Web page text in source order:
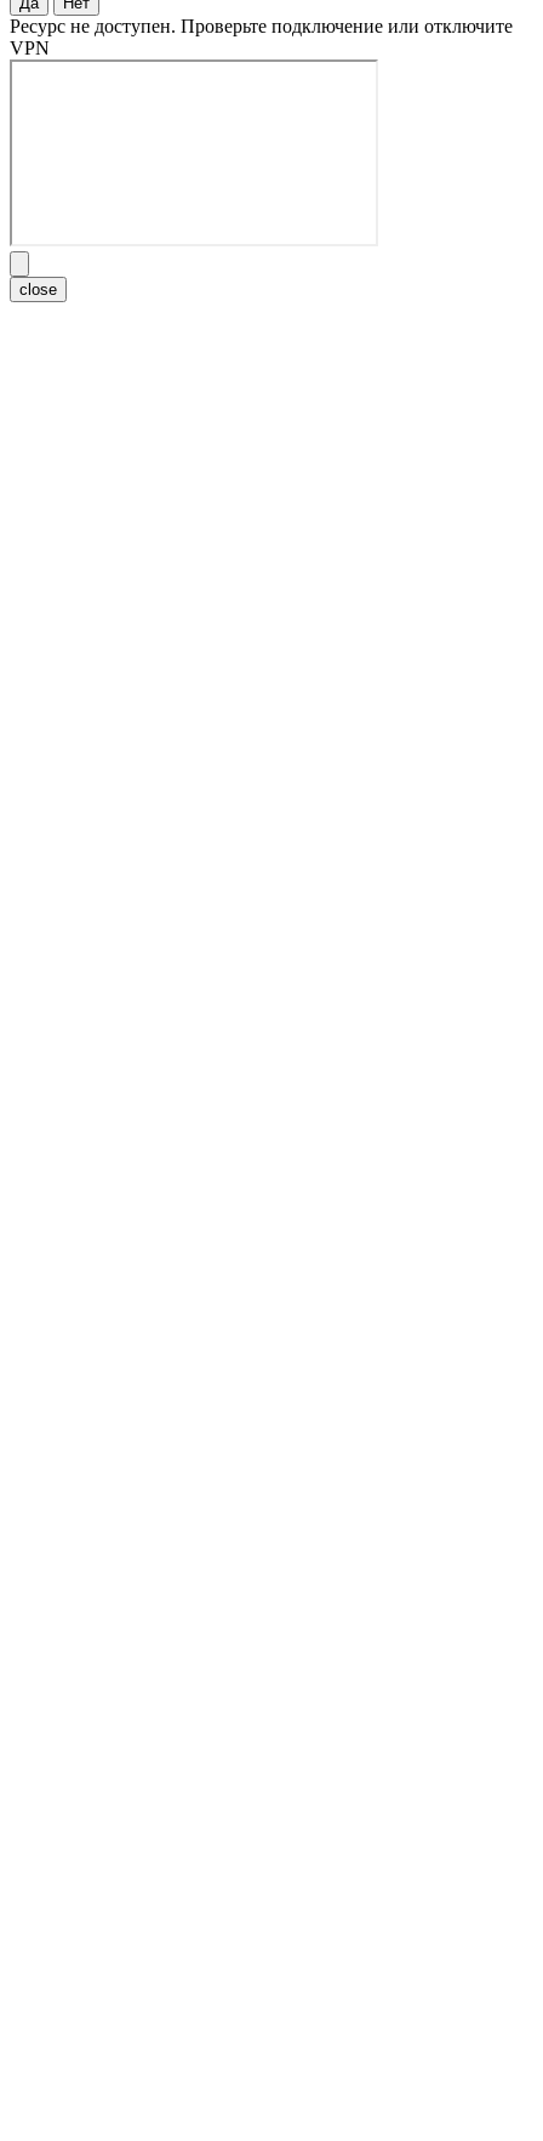
Ресурс не доступен. Проверьте подключение или отключите
VPN
close